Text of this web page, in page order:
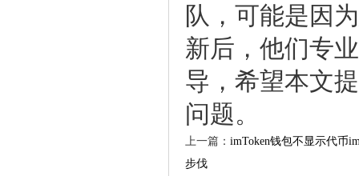
队，可能是因
新后，他们专
导，希望本文
问题。
上一篇： imToken钱包不显示代币
步伐